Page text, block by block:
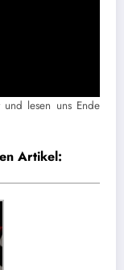
lesen uns Ende
Artikel: